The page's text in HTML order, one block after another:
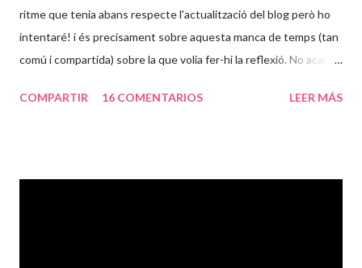
ritme que tenia abans respecte l'actualització del blog però ho
intentaré! i és precisament sobre aquesta manca de temps (tan
comú i compartida) sobre la que volia fer-hi la reflexió. No acabo
en quant al tema dels horaris. És un tema que juntament amb les
COMPARTIR 16 COMENTARIOS LEER MÁS